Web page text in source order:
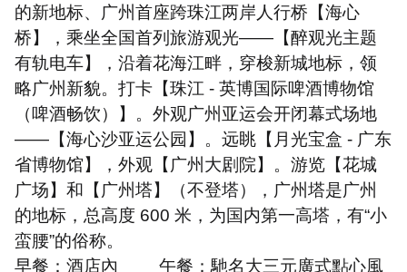
的新地标、广州首座跨珠江两岸人行桥【海心
桥】，乘坐全国首列旅游观光—— 【醉观光主题
有轨电车】，沿着花海江畔，穿梭新城地标，领
略广州新貌。打卡【珠江 - 英博国际啤酒博物馆
（啤酒畅饮）】。外观广州亚运会开闭幕式场地
—— 【海心沙亚运公园】。远眺【月光宝盒 - 广东
省博物馆】，外观【广州大剧院】。游览【花城
广场】和【广州塔】（不登塔），广州塔是广州
的地标，总高度 600 米，为国内第一高塔，有“小
蛮腰”的俗称。
早餐：酒店內
午餐：馳名大三元廣式點心風